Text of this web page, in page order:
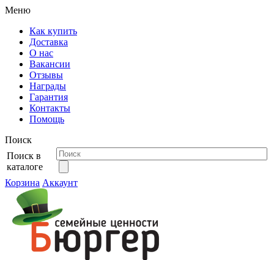
Меню
Как купить
Доставка
О нас
Вакансии
Отзывы
Награды
Гарантия
Контакты
Помощь
Поиск
Поиск в
каталоге
Корзина Аккаунт